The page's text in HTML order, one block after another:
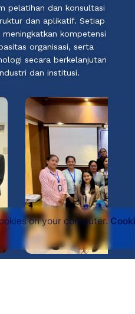
pelatihan dan konsultasi
dan aplikatif. Setiap
kompetensi
organisasi, serta
secara berkelanjutan
dan institusi.
on your computer.